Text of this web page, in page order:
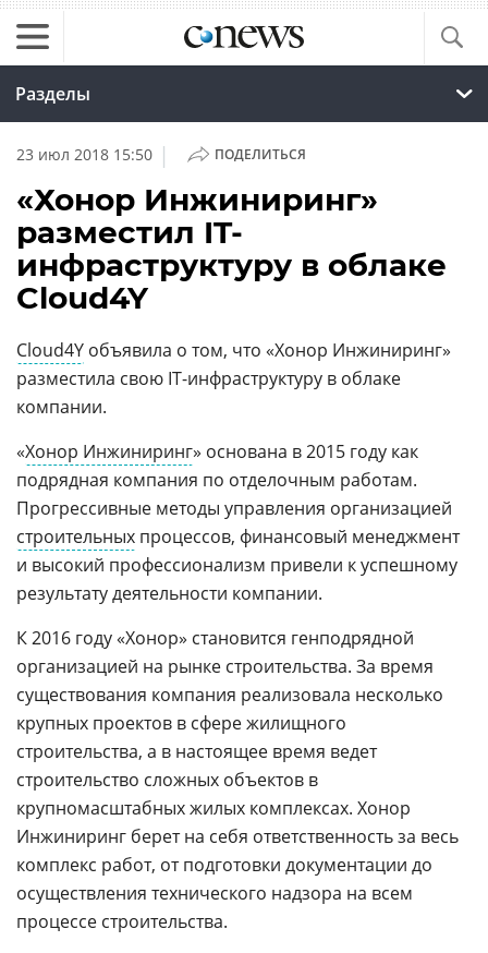
Разделы
23 июл 2018 15:50 | ПОДЕЛИТЬСЯ
«Хонор Инжиниринг»
разместил IT-
инфраструктуру в облаке
Cloud4Y
Cloud4Y объявила о том, что «Хонор Инжиниринг»
разместила свою IT-инфраструктуру в облаке
компании.
«Хонор Инжиниринг» основана в 2015 году как
подрядная компания по отделочным работам.
Прогрессивные методы управления организацией
строительных процессов, финансовый менеджмент
и высокий профессионализм привели к успешному
результату деятельности компании.
К 2016 году «Хонор» становится генподрядной
организацией на рынке строительства. За время
существования компания реализовала несколько
крупных проектов в сфере жилищного
строительства, а в настоящее время ведет
строительство сложных объектов в
крупномасштабных жилых комплексах. Хонор
Инжиниринг берет на себя ответственность за весь
комплекс работ, от подготовки документации до
осуществления технического надзора на всем
процессе строительства.